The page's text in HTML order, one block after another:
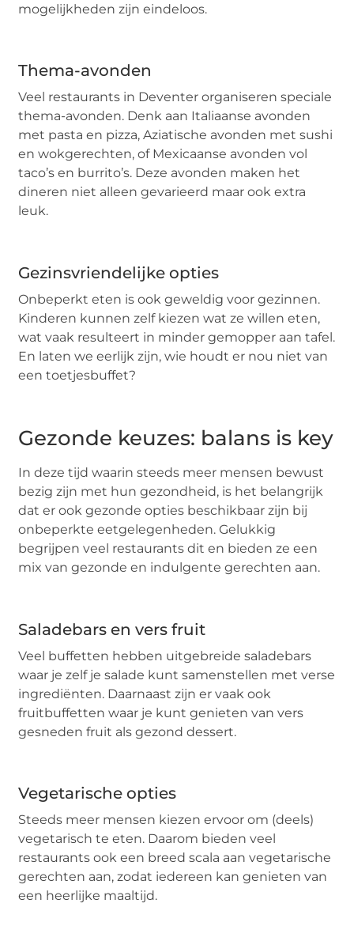
mogelijkheden zijn eindeloos.
Thema-avonden
Veel restaurants in Deventer organiseren speciale
thema-avonden. Denk aan Italiaanse avonden
met pasta en pizza, Aziatische avonden met sushi
en wokgerechten, of Mexicaanse avonden vol
taco’s en burrito’s. Deze avonden maken het
dineren niet alleen gevarieerd maar ook extra
leuk.
Gezinsvriendelijke opties
Onbeperkt eten is ook geweldig voor gezinnen.
Kinderen kunnen zelf kiezen wat ze willen eten,
wat vaak resulteert in minder gemopper aan tafel.
En laten we eerlijk zijn, wie houdt er nou niet van
een toetjesbuffet?
Gezonde keuzes: balans is key
In deze tijd waarin steeds meer mensen bewust
bezig zijn met hun gezondheid, is het belangrijk
dat er ook gezonde opties beschikbaar zijn bij
onbeperkte eetgelegenheden. Gelukkig
begrijpen veel restaurants dit en bieden ze een
mix van gezonde en indulgente gerechten aan.
Saladebars en vers fruit
Veel buffetten hebben uitgebreide saladebars
waar je zelf je salade kunt samenstellen met verse
ingrediënten. Daarnaast zijn er vaak ook
fruitbuffetten waar je kunt genieten van vers
gesneden fruit als gezond dessert.
Vegetarische opties
Steeds meer mensen kiezen ervoor om (deels)
vegetarisch te eten. Daarom bieden veel
restaurants ook een breed scala aan vegetarische
gerechten aan, zodat iedereen kan genieten van
een heerlijke maaltijd.